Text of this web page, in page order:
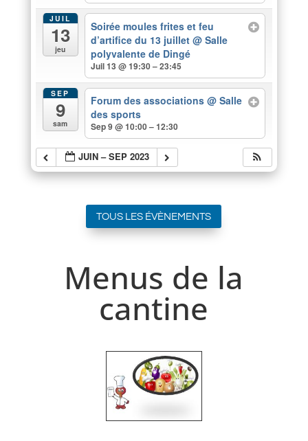
JUIL
13
jeu
Soirée moules frites et feu
d’artifice du 13 juillet@ Salle
polyvalente de Dingé
Juil 13 @ 19:30 – 23:45
SEP
9
sam
Forum des associations@ Salle
des sports
Sep 9 @ 10:00 – 12:30
JUIN – SEP 2023
TOUS LES ÉVÈNEMENTS
Menus de la
cantine